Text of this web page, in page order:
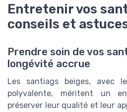
Entretenir vos
conseils et
Prendre soin de vos
longévité accrue
Les santiags beiges, avec
polyvalente, méritent un
préserver leur qualité et leur